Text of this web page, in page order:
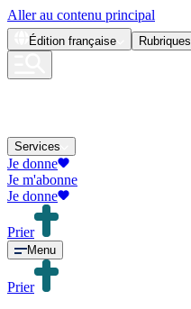
Aller au contenu principal
Édition française Rubriques
Services
Je donne
Je m'abonne
Je donne
Prier
Menu
Prier